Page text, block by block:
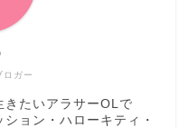
ロガー
きたいアラサーOLで
ョン・ハローキティ・